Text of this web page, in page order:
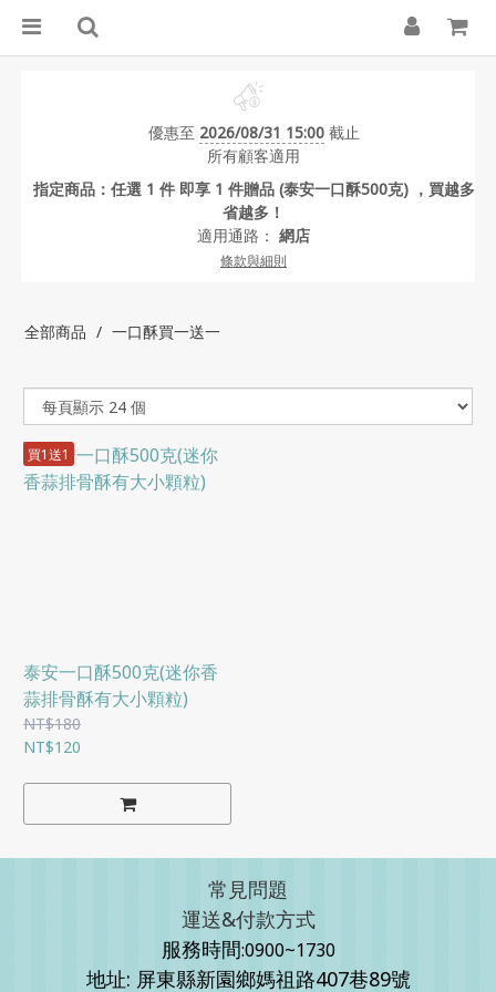
優惠至 2026/08/31 15:00截止
所有顧客適用
指定商品：任選 1 件 即享 1 件贈品 (泰安一口酥500克) ，買越多
省越多！
適用通路： 網店
條款與細則
全部商品 一口酥買一送一
買1送1
泰安一口酥500克(迷你香
蒜排骨酥有大小顆粒)
NT$180
NT$120
常見問題
運送&付款方式
服務時間:0900~1730
地址: 屏東縣新園鄉媽祖路407巷89號